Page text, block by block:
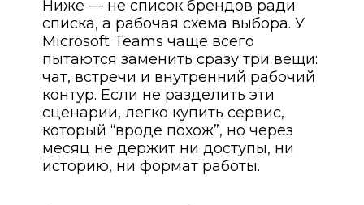
Ниже — не список брендов ради
списка, а рабочая схема выбора. У
Microsoft Teams чаще всего
пытаются заменить сразу три вещи:
чат, встречи и внутренний рабочий
контур. Если не разделить эти
сценарии, легко купить сервис,
который “вроде похож”, но через
месяц не держит ни доступы, ни
историю, ни формат работы.